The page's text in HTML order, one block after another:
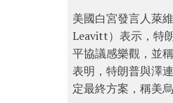
美國白宮發言人萊
Leavitt）表示，特
平協議感樂觀，並
表明，特朗普與澤
定最終方案，稱美